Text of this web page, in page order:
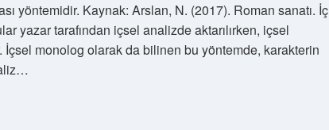
yöntemidir. Kaynak: Arslan, N. (2017). Roman sanatı. İç
yazar tarafından içsel analizde aktarılırken, içsel
İçsel monolog olarak da bilinen bu yöntemde, karakterin